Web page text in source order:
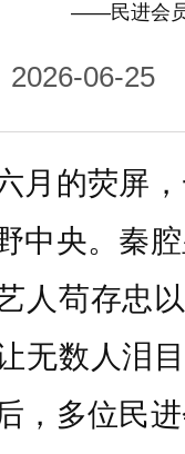
——民进会员
2026-06-25
的荧屏，
中央。秦
人苟存忠
无数人泪
，多位民